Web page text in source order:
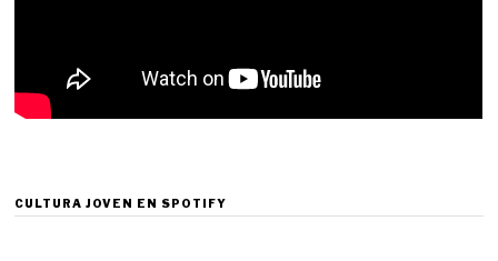
CULTURA JOVEN EN SPOTIFY